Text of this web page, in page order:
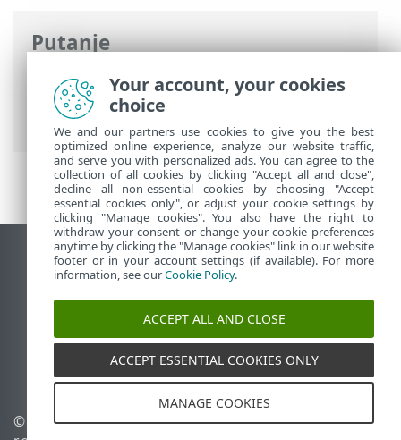
Putanje
ESET-ova online pomoć> ESET Endpoint
Security >Napredno podešavanje
Zaštite> SSL/TLS > Pravila certifikata
Prikaži stranicu za radnu površinu
End of Life
ESET-ova baza znanja
ESET Status Portal
Regionalna podrška
© 1992 - 2026 ESET, spol. s
Upravljanje kolačićima
Your account, your cookies
choice
We and our partners use cookies to give you the best
optimized online experience, analyze our website traffic,
and serve you with personalized ads. You can agree to the
collection of all cookies by clicking "Accept all and close",
decline all non-essential cookies by choosing "Accept
essential cookies only", or adjust your cookie settings by
clicking "Manage cookies". You also have the right to
withdraw your consent or change your cookie preferences
anytime by clicking the "Manage cookies" link in our website
footer or in your account settings (if available). For more
information, see ourCookie Policy.
ACCEPT ALL AND CLOSE
ACCEPT ESSENTIAL COOKIES ONLY
MANAGE COOKIES